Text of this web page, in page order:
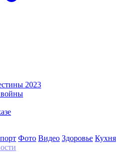
2023
Фото Видео Здоровье Кухня